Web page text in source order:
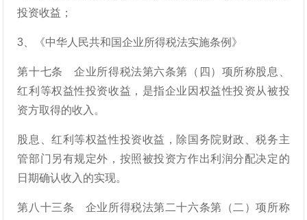
投资收益；
3、《中华人民共和国企业所得税法实施条例》
第十七条 企业所得税法第六条第（四）项所称股息、
红利等权益性投资收益，是指企业因权益性投资从被投
资方取得的收入。
股息、红利等权益性投资收益，除国务院财政、税务主
管部门另有规定外，按照被投资方作出利润分配决定的
日期确认收入的实现。
第八十三条 企业所得税法第二十六条第（二）项所称